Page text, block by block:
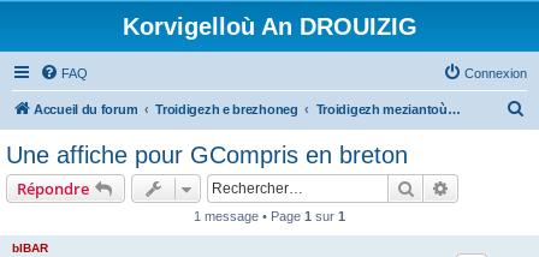
Korvigelloù An DROUIZIG
FAQ Connexion
Accueil du forum Troidigezh e brezhoneg Troidigezh meziantoù all (frank a wirioù evit an darn vrasañ anezho)
Une affiche pour GCompris en breton
Répondre Rechercher
1 message • Page 1 sur 1
bIBAR